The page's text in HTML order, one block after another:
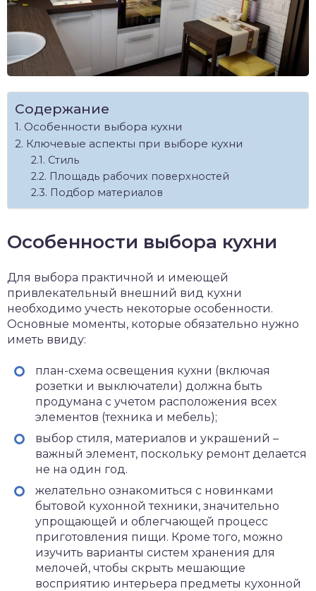
Содержание
Особенности выбора кухни
Ключевые аспекты при выборе кухни
Стиль
Площадь рабочих поверхностей
Подбор материалов
Особенности выбора кухни
Для выбора практичной и имеющей
привлекательный внешний вид кухни
необходимо учесть некоторые особенности.
Основные моменты, которые обязательно нужно
иметь ввиду:
план-схема освещения кухни (включая
розетки и выключатели) должна быть
продумана с учетом расположения всех
элементов (техника и мебель);
выбор стиля, материалов и украшений –
важный элемент, поскольку ремонт делается
не на один год.
желательно ознакомиться с новинками
бытовой кухонной техники, значительно
упрощающей и облегчающей процесс
приготовления пищи. Кроме того, можно
изучить варианты систем хранения для
мелочей, чтобы скрыть мешающие
восприятию интерьера предметы кухонной